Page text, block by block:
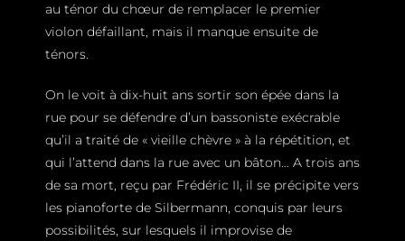
au ténor du chœur de remplacer le premier
violon défaillant, mais il manque ensuite de
ténors.
On le voit à dix-huit ans sortir son épée dans la
rue pour se défendre d’un bassoniste exécrable
qu’il a traité de « vieille chèvre » à la répétition, et
qui l’attend dans la rue avec un bâton… A trois ans
de sa mort, reçu par Frédéric II, il se précipite vers
les pianoforte de Silbermann, conquis par leurs
possibilités, sur lesquels il improvise de